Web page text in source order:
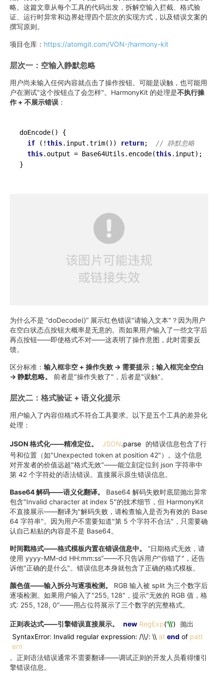
略。这篇文章从每个工具的代码出发，拆解空输入拦截、格式验
证、运行时异常和边界处理四个层次的实现方式，以及错误文案的
撰写原则。
项目仓库： https://atomgit.com/VON-/harmony-kit
层次一：空输入静默忽略
用户尚未输入任何内容就点击了操作按钮。可能是误触，也可能用
户在测试"这个按钮点了会怎样"。HarmonyKit 的处理是不执行操
作 + 不展示错误 ：
doEncode() {
if (!this.input.trim()) return; // 静默忽略
this.output = Base64Utils.encode(this.input);
为什么不是 “doDecode()” 展示红色错误"请输入文本"？因为用户
在空白状态点按钮大概率是无意的。而如果用户输入了一些文字后
再点按钮——即使格式不对——这表明了操作意图，此时需要反
馈。
区分标准： 输入框非空 + 操作失败 → 需要提示；输入框完全空白
→ 静默忽略。
前者是"操作失败了"，后者是"误触"。
层次二：格式验证 + 语义化提示
用户输入了内容但格式不符合工具要求。以下是五个工具的差异化
处理：
JSON 格式化——精准定位。 JSON.parse 的错误信息包含了行
号和位置（如"Unexpected token at position 42"）。这个信息
对开发者的价值远超"格式无效"——能立刻定位到 json 字符串中
第 42 个字符处的语法错误。直接展示原生错误信息。
Base64 解码——语义化翻译。
Base64 解码失败时底层抛出异常
包含"Invalid character at index 5"的技术细节，但 HarmonyKit
不直接展示——翻译为"解码失败，请检查输入是否为有效的 Base
64 字符串"。因为用户不需要知道"第 5 个字符不合法"，只需要确
认自己粘贴的内容是不是 Base64。
时间戳格式——格式模板内置在错误信息中。
“日期格式无效，请
使用 yyyy-MM-dd HH:mm:ss”——不只告诉用户"你错了"，还告
诉他"正确的是什么"。错误信息本身就包含了正确的格式模板。
颜色值——输入拆分与逐项检测。
RGB 输入被 split 为三个数字后
逐项检测。如果用户输入了"255, 128"，提示"无效的 RGB 值，格
式: 255, 128, 0"——用占位符展示了三个数字的完整格式。
正则表达式——引擎错误直接展示。 new RegExp('\\') 抛出
SyntaxError: Invalid regular expression: /\\/: \\ at end of patt
ern
。正则语法错误通常不需要翻译——调试正则的开发人员看得懂引
擎错误信息。